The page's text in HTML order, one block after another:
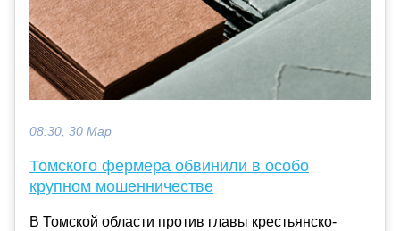
08:30, 30 Мар
Томского фермера обвинили в особо
крупном мошенничестве
В Томской области против главы крестьянско-